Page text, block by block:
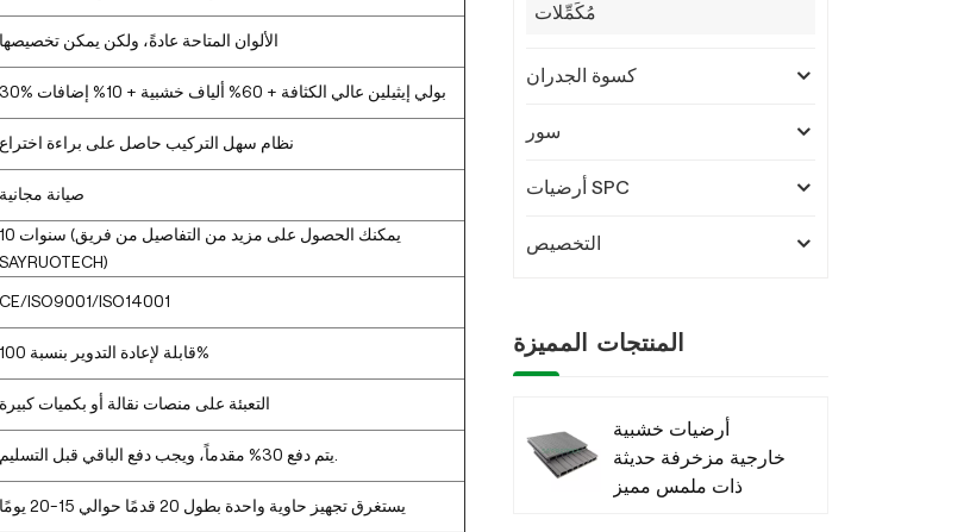
الألوان المتاحة عادةً، ولكن يمكن تخصيصها
30% بولي إيثيلين عالي الكثافة + 60% ألياف خشبية + 10% إضافات
نظام سهل التركيب حاصل على براءة اختراع
صيانة مجانية
10 سنوات (يمكنك الحصول على مزيد من التفاصيل من فريق
SAYRUOTECH)
CE/ISO9001/ISO14001
قابلة لإعادة التدوير بنسبة 100%
التعبئة على منصات نقالة أو بكميات كبيرة
يستغرق تجهيز حاوية واحدة بطول 20 قدمًا حوالي 15-20 يومًا
مُكَمِّلات
كسوة الجدران
سور
أرضيات SPC
التخصيص
المنتجات المميزة
أرضيات خشبية
خارجية مزخرفة حديثة
ذات ملمس مميز